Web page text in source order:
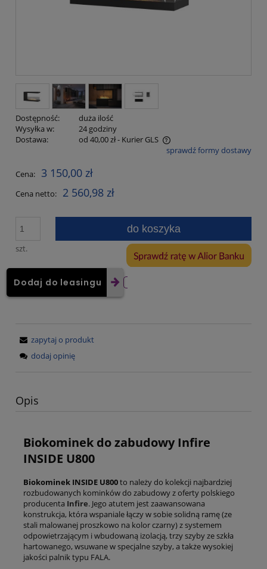
Dostępność:
duża ilość
Wysyłka w:
24 godziny
Dostawa:
od 40,00 zł- Kurier GLS
Cena nie zawiera ewentualnych kosztów płatnościsprawdź formy dostawy
Cena: 3 150,00 zł
Cena netto: 2 560,98 zł
szt.
do koszyka
Dodaj do leasingu
zapytaj o produkt
dodaj opinię
Opis
Biokominek do zabudowy Infire
INSIDE U800
Biokominek INSIDE U800to należy do kolekcji najbardziej
rozbudowanych kominków do zabudowy z oferty polskiego
producenta Infire. Jego atutem jest zaawansowana
konstrukcja, która wspaniale łączy w sobie solidną ramę (ze
stali malowanej proszkowo na kolor czarny) z systemem
odpowietrzającym i wbudowaną izolacją, trzy szyby ze szkła
hartowanego, wsuwane w specjalne szyby, a także wysokiej
jakości palnik typu FALA.